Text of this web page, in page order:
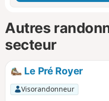
Autres
secteur
Le Pré Royer
Visorandonneur